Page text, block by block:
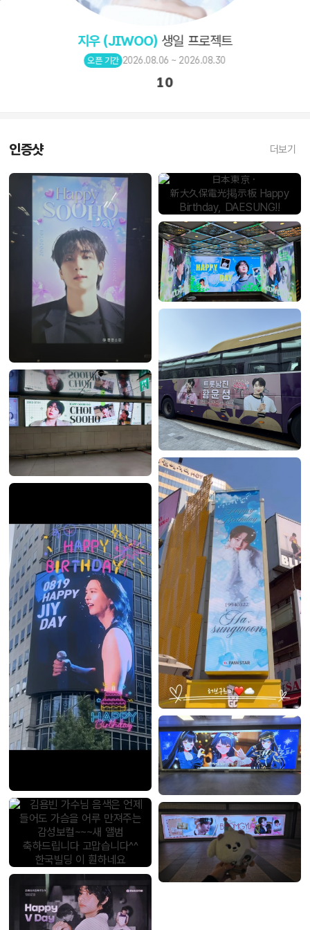
지우 (JIWOO) 생일 프로젝트
오픈 기간 2026.08.06 ~ 2026.08.30
10
인증샷 더보기